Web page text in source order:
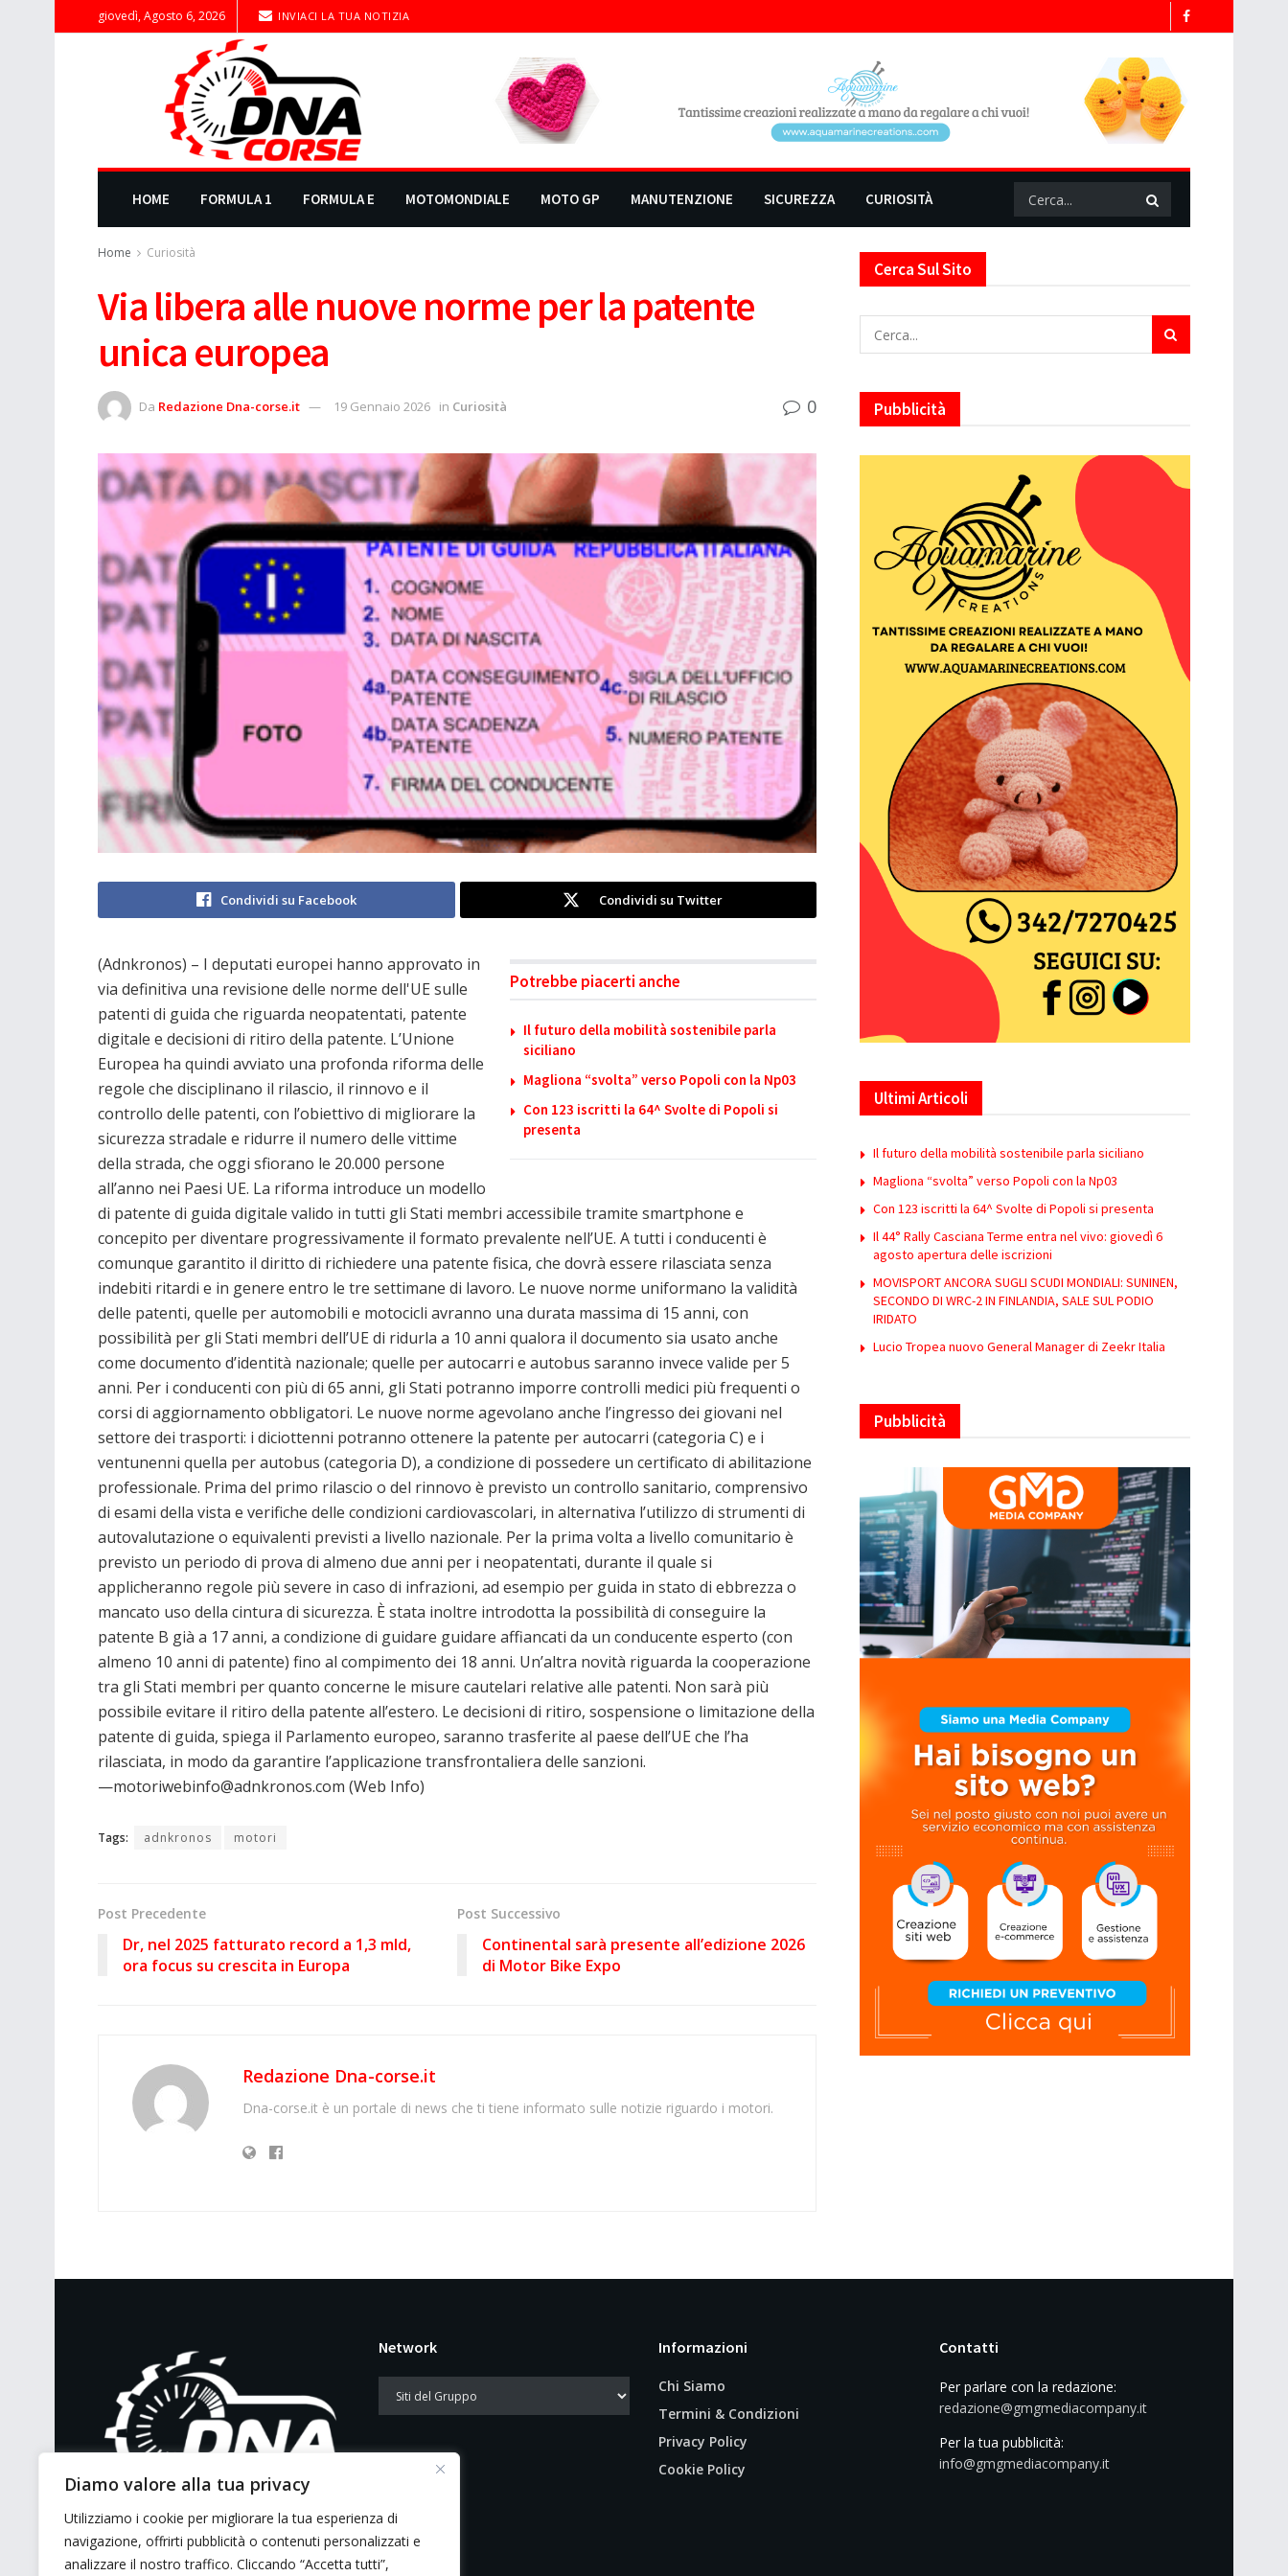
Diamo valore alla tua privacy
Utilizziamo i cookie per migliorare la tua esperienza di
navigazione, offrirti pubblicità o contenuti personalizzati e
analizzare il nostro traffico. Cliccando “Accetta tutti”,
giovedì, Agosto 6, 2026 INVIACI LA TUA NOTIZIA
HOME FORMULA 1 FORMULA E MOTOMONDIALE MOTO GP MANUTENZIONE SICUREZZA CURIOSITÀ
Home Curiosità
Via libera alle nuove norme per la patente
unica europea
Da Redazione Dna-corse.it 19 Gennaio 2026 in Curiosità 0
Condividi su Facebook Condividi su Twitter
Potrebbe piacerti anche
Il futuro della mobilità sostenibile parla
siciliano
Magliona “svolta” verso Popoli con la Np03
Con 123 iscritti la 64^ Svolte di Popoli si
presenta
(Adnkronos) – I deputati europei hanno approvato in
via definitiva una revisione delle norme dell'UE sulle
patenti di guida che riguarda neopatentati, patente
digitale e decisioni di ritiro della patente. L’Unione
Europea ha quindi avviato una profonda riforma delle
regole che disciplinano il rilascio, il rinnovo e il
controllo delle patenti, con l’obiettivo di migliorare la
sicurezza stradale e ridurre il numero delle vittime
della strada, che oggi sfiorano le 20.000 persone
all’anno nei Paesi UE. La riforma introduce un modello
di patente di guida digitale valido in tutti gli Stati membri accessibile tramite smartphone e
concepito per diventare progressivamente il formato prevalente nell’UE. A tutti i conducenti è
comunque garantito il diritto di richiedere una patente fisica, che dovrà essere rilasciata senza
indebiti ritardi e in genere entro le tre settimane di lavoro. Le nuove norme uniformano la validità
delle patenti, quelle per automobili e motocicli avranno una durata massima di 15 anni, con
possibilità per gli Stati membri dell’UE di ridurla a 10 anni qualora il documento sia usato anche
come documento d’identità nazionale; quelle per autocarri e autobus saranno invece valide per 5
anni. Per i conducenti con più di 65 anni, gli Stati potranno imporre controlli medici più frequenti o
corsi di aggiornamento obbligatori. Le nuove norme agevolano anche l’ingresso dei giovani nel
settore dei trasporti: i diciottenni potranno ottenere la patente per autocarri (categoria C) e i
ventunenni quella per autobus (categoria D), a condizione di possedere un certificato di abilitazione
professionale. Prima del primo rilascio o del rinnovo è previsto un controllo sanitario, comprensivo
di esami della vista e verifiche delle condizioni cardiovascolari, in alternativa l’utilizzo di strumenti di
autovalutazione o equivalenti previsti a livello nazionale. Per la prima volta a livello comunitario è
previsto un periodo di prova di almeno due anni per i neopatentati, durante il quale si
applicheranno regole più severe in caso di infrazioni, ad esempio per guida in stato di ebbrezza o
mancato uso della cintura di sicurezza. È stata inoltre introdotta la possibilità di conseguire la
patente B già a 17 anni, a condizione di guidare guidare affiancati da un conducente esperto (con
almeno 10 anni di patente) fino al compimento dei 18 anni. Un’altra novità riguarda la cooperazione
tra gli Stati membri per quanto concerne le misure cautelari relative alle patenti. Non sarà più
possibile evitare il ritiro della patente all’estero. Le decisioni di ritiro, sospensione o limitazione della
patente di guida, spiega il Parlamento europeo, saranno trasferite al paese dell’UE che l’ha
rilasciata, in modo da garantire l’applicazione transfrontaliera delle sanzioni.
—motoriwebinfo@adnkronos.com (Web Info)
Tags: adnkronos motori
Post Precedente
Dr, nel 2025 fatturato record a 1,3 mld,
ora focus su crescita in Europa
Post Successivo
Continental sarà presente all’edizione 2026
di Motor Bike Expo
Redazione Dna-corse.it
Dna-corse.it è un portale di news che ti tiene informato sulle notizie riguardo i motori.
Cerca Sul Sito
Pubblicità
Ultimi Articoli
Il futuro della mobilità sostenibile parla siciliano
Magliona “svolta” verso Popoli con la Np03
Con 123 iscritti la 64^ Svolte di Popoli si presenta
Il 44° Rally Casciana Terme entra nel vivo: giovedì 6
agosto apertura delle iscrizioni
MOVISPORT ANCORA SUGLI SCUDI MONDIALI: SUNINEN,
SECONDO DI WRC-2 IN FINLANDIA, SALE SUL PODIO
IRIDATO
Lucio Tropea nuovo General Manager di Zeekr Italia
Pubblicità
E’ un portale di news ai sensi del D.L.
7/5/2001 n. 62
Network Informazioni
Chi Siamo
Termini & Condizioni
Privacy Policy
Cookie Policy
Contatti
Per parlare con la redazione:
redazione@gmgmediacompany.it
Per la tua pubblicità:
info@gmgmediacompany.it